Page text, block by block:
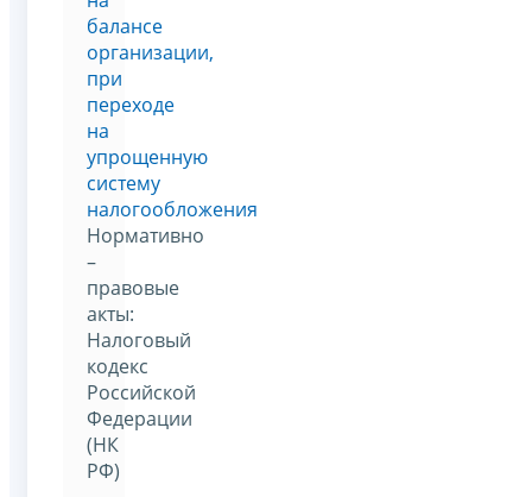
балансе
организации,
при
переходе
на
упрощенную
систему
налогообложения
Нормативно
–
правовые
акты:
Налоговый
кодекс
Российской
Федерации
(НК
РФ)